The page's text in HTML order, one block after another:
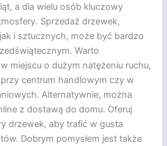
a dla wielu osób kluczowy
Sprzedaż drzewek,
i sztucznych, może być bardzo
Warto
miejscu o dużym natężeniu ruchu,
centrum handlowym czy w
Alternatywnie, można
z dostawą do domu. Oferuj
drzewek, aby trafić w gusta
Dobrym pomysłem jest także